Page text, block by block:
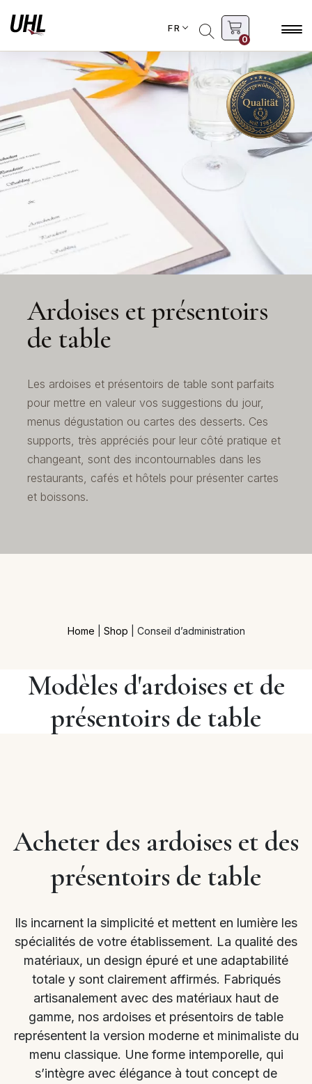
FR
0
Ardoises et présentoirs
de table
Les ardoises et présentoirs de table sont parfaits
pour mettre en valeur vos suggestions du jour,
menus dégustation ou cartes des desserts. Ces
supports, très appréciés pour leur côté pratique et
changeant, sont des incontournables dans les
restaurants, cafés et hôtels pour présenter cartes
et boissons.
Home Shop Conseil d’administration
Modèles d'ardoises et de
présentoirs de table
Acheter des ardoises et des
présentoirs de table
Ils incarnent la simplicité et mettent en lumière les
spécialités de votre établissement. La qualité des
matériaux, un design épuré et une adaptabilité
totale y sont clairement affirmés. Fabriqués
artisanalement avec des matériaux haut de
gamme, nos ardoises et présentoirs de table
représentent la version moderne et minimaliste du
menu classique. Une forme intemporelle, qui
s’intègre avec élégance à tout concept de